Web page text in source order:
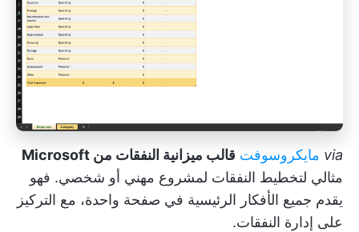
via مايكروسوفت قالب ميزانية النفقات من Microsoft
مثالي لتخطيط النفقات لمشروع مهني أو شخصي. فهو
يقدم جميع الأفكار الرئيسية في صفحة واحدة، مع التركيز
على إدارة النفقات.